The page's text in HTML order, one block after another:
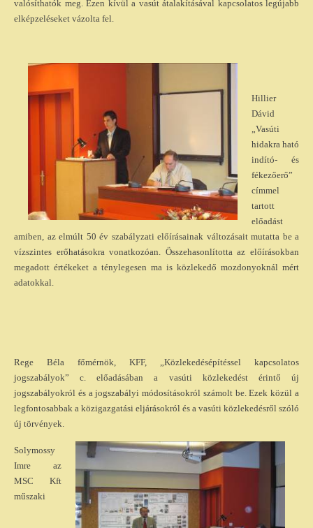
valósíthatók meg. Ezen kívül a vasút átalakításával kapcsolatos legújabb
elképzeléseket vázolta fel.
Hillier
Dávid
„Vasúti
hidakra ható
indító- és
fékezőerő”
címmel
tartott
előadást
amiben, az elmúlt 50 év szabályzati előírásainak változásait mutatta be a
vízszintes erőhatásokra vonatkozóan. Összehasonlította az előírásokban
megadott értékeket a ténylegesen ma is közlekedő mozdonyoknál mért
adatokkal.
Rege Béla főmérnök, KFF, „Közlekedésépítéssel kapcsolatos
jogszabályok” c. előadásában a vasúti közlekedést érintő új
jogszabályokról és a jogszabályi módosításokról számolt be. Ezek közül a
legfontosabbak a közigazgatási eljárásokról és a vasúti közlekedésről szóló
új törvények.
Solymossy
Imre az
MSC Kft
műszaki